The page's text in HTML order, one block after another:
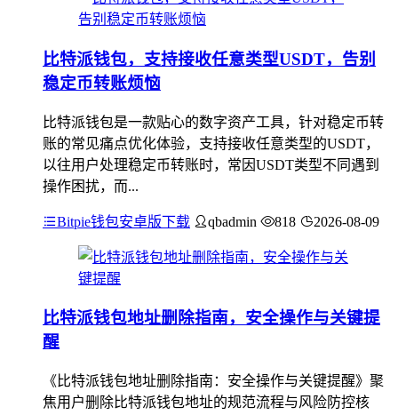
比特派钱包，支持接收任意类型USDT，告别
稳定币转账烦恼
比特派钱包是一款贴心的数字资产工具，针对稳定币转
账的常见痛点优化体验，支持接收任意类型的USDT，
以往用户处理稳定币转账时，常因USDT类型不同遇到
操作困扰，而...
Bitpie钱包安卓版下载 qbadmin 818 2026-08-09
比特派钱包地址删除指南，安全操作与关键提
醒
《比特派钱包地址删除指南：安全操作与关键提醒》聚
焦用户删除比特派钱包地址的规范流程与风险防控核